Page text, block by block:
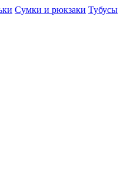
Сумки и рюкзаки Тубусы